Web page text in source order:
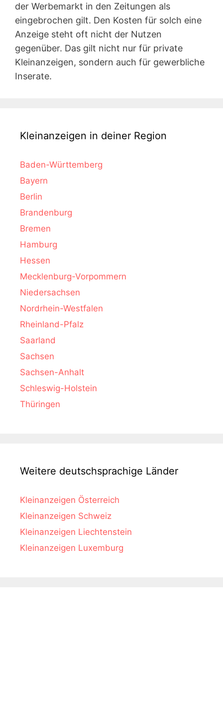
der Werbemarkt in den Zeitungen als
eingebrochen gilt. Den Kosten für solch eine
Anzeige steht oft nicht der Nutzen
gegenüber. Das gilt nicht nur für private
Kleinanzeigen, sondern auch für gewerbliche
Inserate.
Kleinanzeigen in deiner Region
Baden-Württemberg
Bayern
Berlin
Brandenburg
Bremen
Hamburg
Hessen
Mecklenburg-Vorpommern
Niedersachsen
Nordrhein-Westfalen
Rheinland-Pfalz
Saarland
Sachsen
Sachsen-Anhalt
Schleswig-Holstein
Thüringen
Weitere deutschsprachige Länder
Kleinanzeigen Österreich
Kleinanzeigen Schweiz
Kleinanzeigen Liechtenstein
Kleinanzeigen Luxemburg